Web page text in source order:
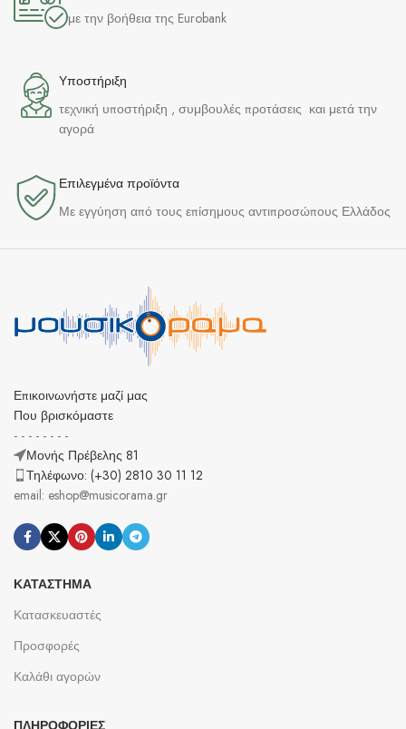
με την βοήθεια της Eurobank
Υποστήριξη
τεχνική υποστήριξη , συμβουλές προτάσεις και μετά την
αγορά
Επιλεγμένα προϊόντα​
Με εγγύηση από τους επίσημους αντιπροσώπους Ελλάδος
Επικοινωνήστε μαζί μας
Που βρισκόμαστε
- - - - - - - -
Μονής Πρέβελης 81
Τηλέφωνο: (+30) 2810 30 11 12
email: eshop@musicorama.gr
ΚΑΤΆΣΤΗΜΑ
Κατασκευαστές
Προσφορές
Καλάθι αγορών